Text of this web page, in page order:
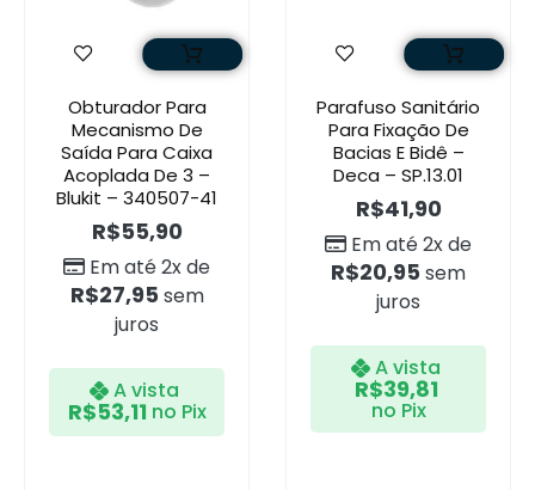
Obturador Para
Mecanismo De
Saída Para Caixa
Acoplada De 3 –
Blukit – 340507-41
R$55,90
Em até 2x de
R$27,95 sem
juros
A vista
R$53,11 no Pix
Parafuso Sanitário
Para Fixação De
Bacias E Bidê –
Deca – SP.13.01
R$41,90
Em até 2x de
R$20,95 sem
juros
A vista
R$39,81
no Pix